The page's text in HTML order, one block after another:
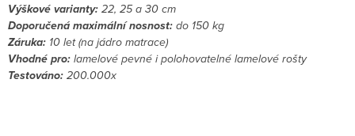
Výškové varianty:22, 25 a 30 cm
Doporučená maximální nosnost:do 150 kg
Záruka: 10 let (na jádro matrace)
Vhodné pro:lamelové pevné i polohovatelné lamelové rošty
Testováno:200.000x